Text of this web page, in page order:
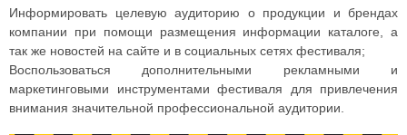
Информировать целевую аудиторию о продукции и брендах
компании при помощи размещения информации каталоге, а
так же новостей на сайте и в социальных сетях фестиваля;
Воспользоваться дополнительными рекламными и
маркетинговыми инструментами фестиваля для привлечения
внимания значительной профессиональной аудитории.